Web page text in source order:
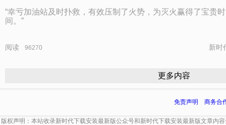
“幸亏加油站及时扑救，有效压制了火势，为灭火赢得了宝贵时
间。”
阅读 96270 新时
更多内容
免责声明 商务合
版权声明：本站收录新时代下载安装最新版公众号和新时代下载安装最新版文章内